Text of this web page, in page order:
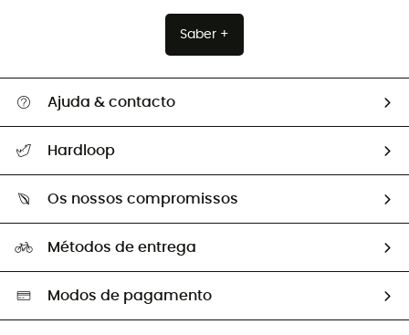
Saber +
Ajuda & contacto
Guia de tamanhos
Trocas & Devoluções
Hardloop
Os nossos embaixadores
Os nossos compromissos
Seleção eco-responsável
Métodos de entrega
Modos de pagamento